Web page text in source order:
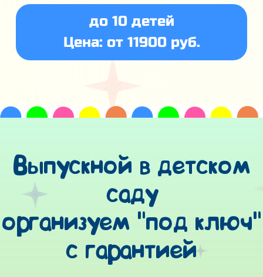
до 10 детей
Цена: от 11900 руб.
Выпускной в детском
саду
организуем "под ключ"
с гарантией